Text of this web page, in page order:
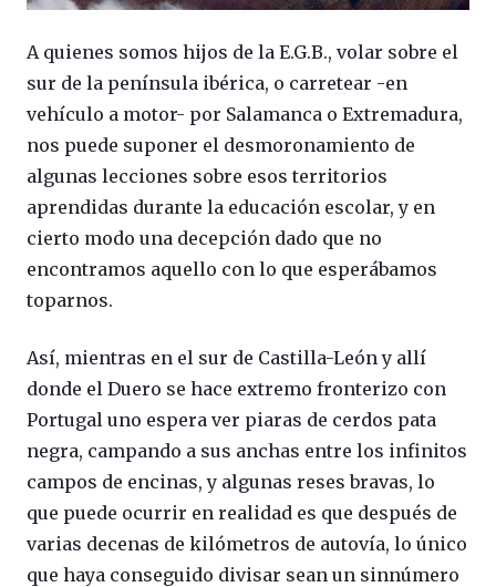
A quienes somos hijos de la E.G.B., volar sobre el
sur de la península ibérica, o carretear -en
vehículo a motor- por Salamanca o Extremadura,
nos puede suponer el desmoronamiento de
algunas lecciones sobre esos territorios
aprendidas durante la educación escolar, y en
cierto modo una decepción dado que no
encontramos aquello con lo que esperábamos
toparnos.
Así, mientras en el sur de Castilla-León y allí
donde el Duero se hace extremo fronterizo con
Portugal uno espera ver piaras de cerdos pata
negra, campando a sus anchas entre los infinitos
campos de encinas, y algunas reses bravas, lo
que puede ocurrir en realidad es que después de
varias decenas de kilómetros de autovía, lo único
que haya conseguido divisar sean un sinnúmero